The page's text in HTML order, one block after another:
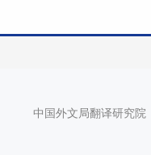
中国外文局翻译研究院